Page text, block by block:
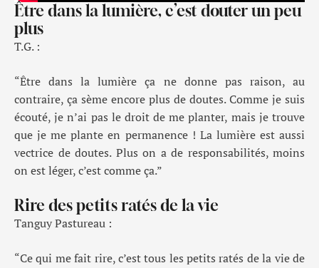
Être dans la lumière, c’est douter un peu
plus
T.G. :
“Être dans la lumière ça ne donne pas raison, au
contraire, ça sème encore plus de doutes.Comme je suis
écouté, je n’ai pas le droit de me planter, mais je trouve
que je me plante en permanence! La lumière est aussi
vectrice de doutes. Plus on a de responsabilités, moins
on est léger, c’est comme ça.”
Rire des petits ratés de la vie
Tanguy Pastureau :
“Ce qui me fait rire, c’esttous les petits ratés dela vie de